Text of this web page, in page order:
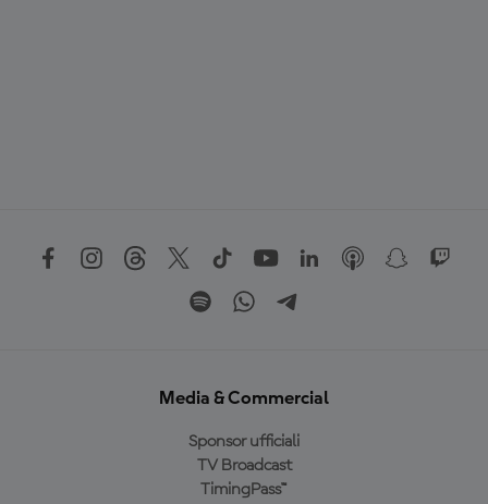
Media & Commercial
Sponsor ufficiali
TV Broadcast
TimingPass™